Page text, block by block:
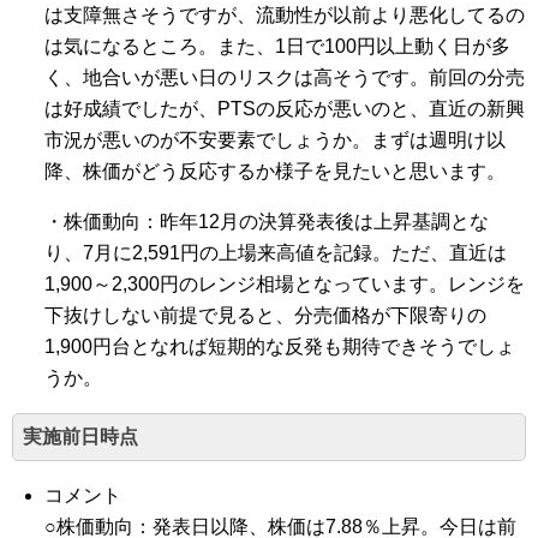
は支障無さそうですが、流動性が以前より悪化してるの
は気になるところ。また、1日で100円以上動く日が多
く、地合いが悪い日のリスクは高そうです。前回の分売
は好成績でしたが、PTSの反応が悪いのと、直近の新興
市況が悪いのが不安要素でしょうか。まずは週明け以
降、株価がどう反応するか様子を見たいと思います。
・株価動向：昨年12月の決算発表後は上昇基調とな
り、7月に2,591円の上場来高値を記録。ただ、直近は
1,900～2,300円のレンジ相場となっています。レンジを
下抜けしない前提で見ると、分売価格が下限寄りの
1,900円台となれば短期的な反発も期待できそうでしょ
うか。
実施前日時点
コメント
○株価動向：発表日以降、株価は7.88％上昇。今日は前